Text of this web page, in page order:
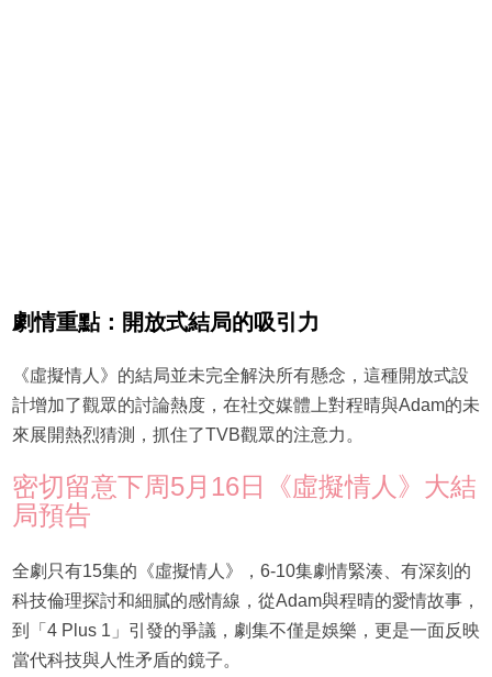
劇情重點：開放式結局的吸引力
《虛擬情人》的結局並未完全解決所有懸念，這種開放式設
計增加了觀眾的討論熱度，在社交媒體上對程晴與Adam的未
來展開熱烈猜測，抓住了TVB觀眾的注意力。
密切留意下周5月16日《虛擬情人》大結
局預告
全劇只有15集的《虛擬情人》，6-10集劇情緊湊、有深刻的
科技倫理探討和細膩的感情線，從Adam與程晴的愛情故事，
到「4 Plus 1」引發的爭議，劇集不僅是娛樂，更是一面反映
當代科技與人性矛盾的鏡子。